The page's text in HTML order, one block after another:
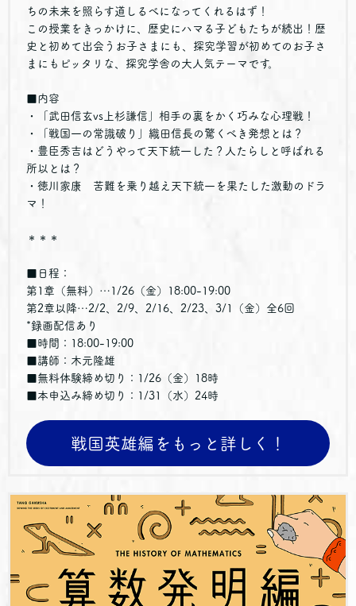
ちの未来を照らす道しるべになってくれるはず！
この授業をきっかけに、歴史にハマる子どもたちが続出！歴
史と初めて出会うお子さまにも、探究学習が初めてのお子さ
まにもピッタリな、探究学舎の大人気テーマです。
■内容
・「武田信玄vs上杉謙信」相手の裏をかく巧みな心理戦！
・「戦国一の常識破り」織田信長の驚くべき発想とは？
・豊臣秀吉はどうやって天下統一した？人たらしと呼ばれる
所以とは？
・徳川家康 苦難を乗り越え天下統一を果たした激動のドラ
マ！
＊＊＊
■日程：
第1章（無料）…1/26（金）18:00-19:00
第2章以降…2/2、2/9、2/16、2/23、3/1（金）全6回
*録画配信あり
■時間：18:00-19:00
■講師：木元隆雄
■無料体験締め切り：1/26（金）18時
■本申込み締め切り：1/31（水）24時
戦国英雄編をもっと詳しく！